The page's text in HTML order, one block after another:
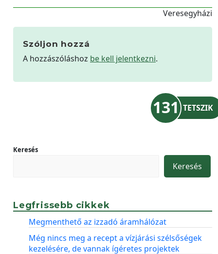
Veresegyházi
Szóljon hozzá
A hozzászóláshoz be kell jelentkezni.
131 TETSZIK
Keresés
Keresés
Legfrissebb cikkek
Megmenthető az izzadó áramhálózat
Még nincs meg a recept a vízjárási szélsőségek
kezelésére, de vannak ígéretes projektek